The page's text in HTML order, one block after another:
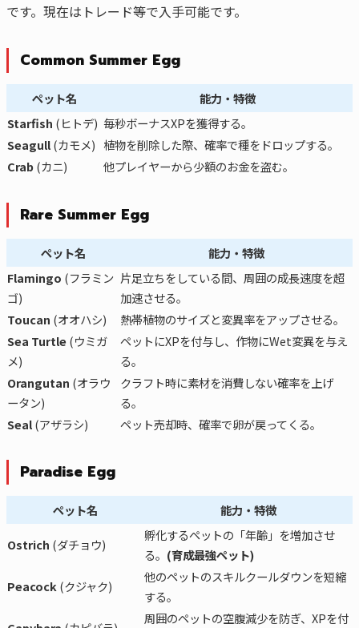
です。現在はトレード等で入手可能です。
Common Summer Egg
ペット名
能力・特徴
Starfish (ヒトデ) 毎秒ボーナスXPを獲得する。
Seagull(カモメ) 植物を削除した際、確率で種をドロップする。
Crab(カニ) 他プレイヤーから少額のお金を盗む。
Rare Summer Egg
ペット名
能力・特徴
Flamingo (フラミン
ゴ)
片足立ちをしている間、周囲の成長速度を超
加速させる。
Toucan (オオハシ)
熱帯植物のサイズと変異率をアップさせる。
Sea Turtle(ウミガ
メ)
ペットにXPを付与し、作物にWet変異を与え
る。
Orangutan (オラウ
ータン)
クラフト時に素材を消費しない確率を上げ
る。
Seal(アザラシ) ペット売却時、確率で卵が戻ってくる。
Paradise Egg
ペット名 能力・特徴
Ostrich (ダチョウ)
孵化するペットの「年齢」を増加させ
る。 (育成最強ペット)
Peacock(クジャク)
他のペットのスキルクールダウンを短縮
する。
周囲のペットの空腹減少を防ぎ、XPを付